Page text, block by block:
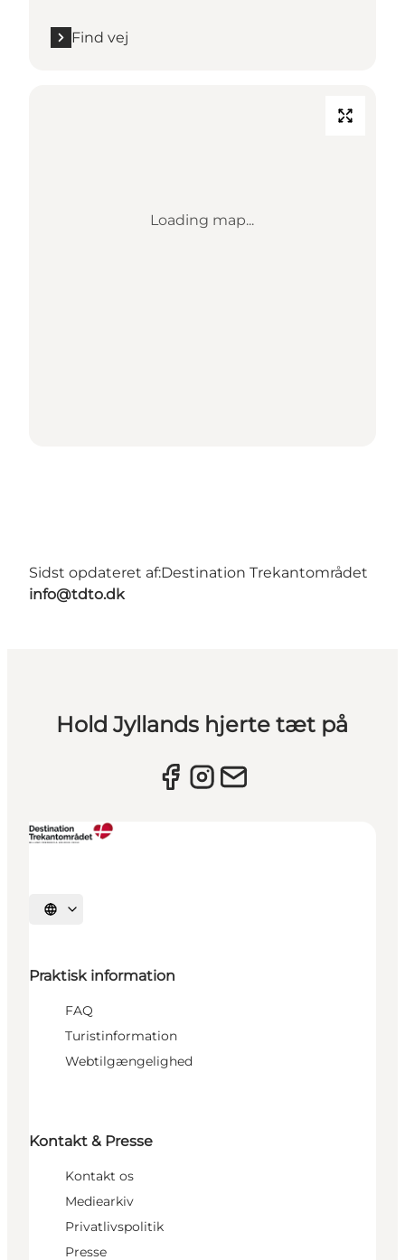
Find vej
Loading map...
Sidst opdateret af:Destination Trekantområdet
info@tdto.dk
Hold Jyllands hjerte tæt på
Vælg sprog
Praktisk information
FAQ
Turistinformation
Webtilgængelighed
Kontakt & Presse
Kontakt os
Mediearkiv
Privatlivspolitik
Presse